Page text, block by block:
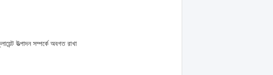
উত্পাদন সম্পর্কে অবগত রাখা